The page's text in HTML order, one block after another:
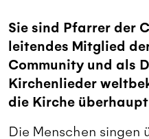
Sie sind Pfarrer der
leitendes Mitglied
Community und als
Kirchenlieder
die Kirche
Die Menschen singen